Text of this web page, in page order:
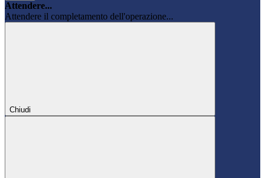
Attendere...
Attendere il completamento dell'operazione...
Chiudi